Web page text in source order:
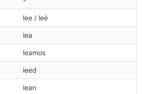
lee / leé
lea
leamos
leed
lean